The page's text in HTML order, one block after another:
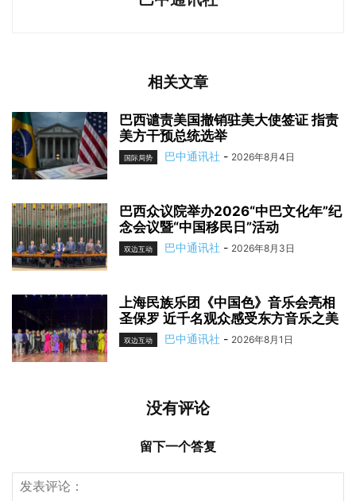
相关文章
巴西谴责美国撤销驻美大使签证 指责
美方干预总统选举
国际局势 巴中通讯社 - 2026年8月4日
巴西众议院举办2026“中巴文化年”纪
念会议暨“中国移民日”活动
双边互动 巴中通讯社 - 2026年8月3日
上海民族乐团《中国色》音乐会亮相
圣保罗 近千名观众感受东方音乐之美
双边互动 巴中通讯社 - 2026年8月1日
没有评论
留下一个答复